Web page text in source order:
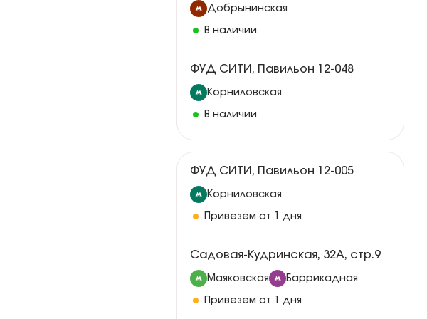
Добрынинская
В наличии
ФУД СИТИ, Павильон 12-048
Корниловская
В наличии
ФУД СИТИ, Павильон 12-005
Корниловская
Привезем от 1 дня
Садовая-Кудринская, 32А, стр.9
Маяковская Баррикадная
Привезем от 1 дня